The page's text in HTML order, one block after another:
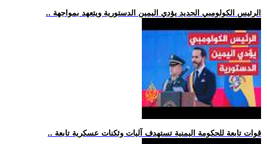
.. الرئيس الكولومبي الجديد يؤدي اليمين الدستورية ويتعهد بمواجهة
.. قوات تابعة للحكومة اليمنية تستهدف آليات وثكنات عسكرية تابعة